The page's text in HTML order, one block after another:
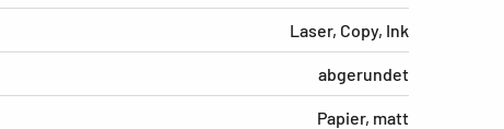
Laser, Copy, Ink
abgerundet
Papier, matt